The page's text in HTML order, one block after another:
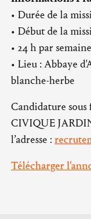
• Durée de la
• Début de la
• 24 h par semaine
• Lieu : Abbaye
blanche-herbe
Candidature
CIVIQUE
l’adresse :
Télécharger